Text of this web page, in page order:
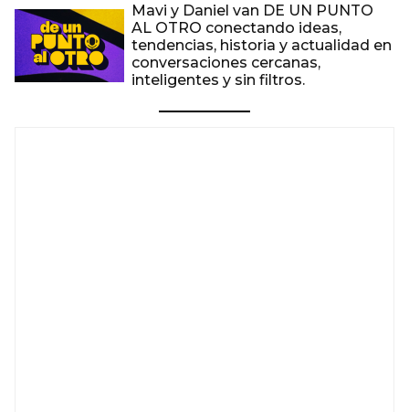
Mavi y Daniel van DE UN PUNTO
AL OTRO conectando ideas,
tendencias, historia y actualidad en
conversaciones cercanas,
inteligentes y sin filtros.